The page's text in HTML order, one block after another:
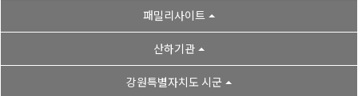
패밀리사이트
산하기관
강원특별자치도 시군